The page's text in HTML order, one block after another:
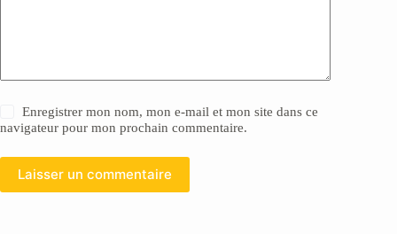
Enregistrer mon nom, mon e-mail et mon site dans ce
navigateur pour mon prochain commentaire.
Laisser un commentaire